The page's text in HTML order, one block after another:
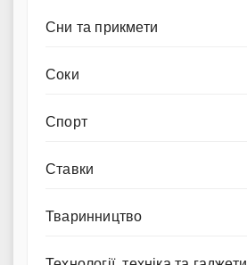
Сни та прикмети
Соки
Спорт
Ставки
Тваринництво